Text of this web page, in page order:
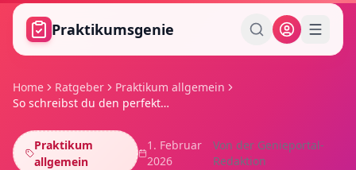
Zum Hauptinhalt springen
Praktikumsgenie
Home Ratgeber
Praktikum allgemein
So schreibst du den perfekten Praktikumsbericht
Praktikum
allgemein
1. Februar
2026
Von der Genieportal-
Redaktion